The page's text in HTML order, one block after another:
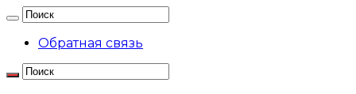
Обратная связь